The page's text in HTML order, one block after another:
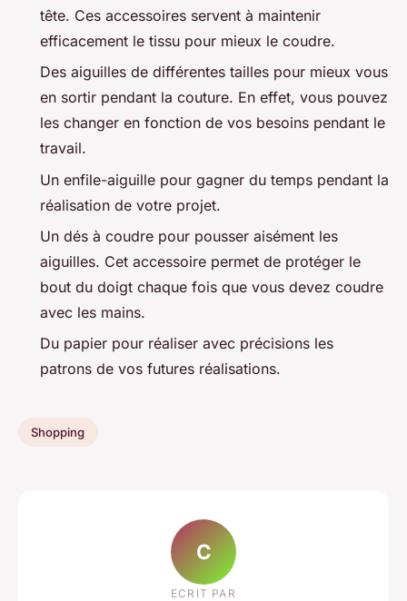
tête. Ces accessoires servent à maintenir
efficacement le tissu pour mieux le coudre.
Des aiguilles de différentes tailles pour mieux vous
en sortir pendant la couture. En effet, vous pouvez
les changer en fonction de vos besoins pendant le
travail.
Un enfile-aiguille pour gagner du temps pendant la
réalisation de votre projet.
Un dés à coudre pour pousser aisément les
aiguilles. Cet accessoire permet de protéger le
bout du doigt chaque fois que vous devez coudre
avec les mains.
Du papier pour réaliser avec précisions les
patrons de vos futures réalisations.
Shopping
C
ECRIT PAR